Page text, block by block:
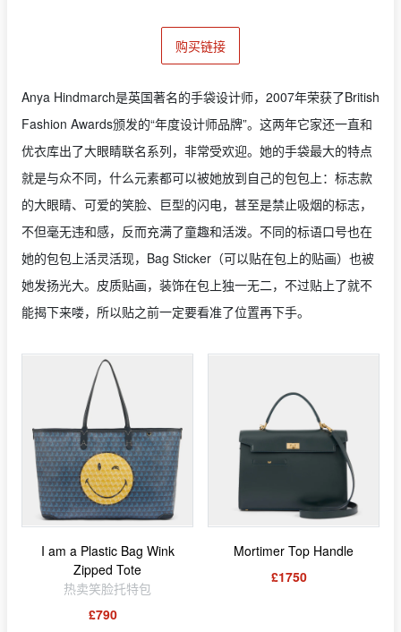
购买链接
Anya Hindmarch是英国著名的手袋设计师，2007年荣获了British
Fashion Awards颁发的“年度设计师品牌”。这两年它家还一直和
优衣库出了大眼睛联名系列，非常受欢迎。她的手袋最大的特点
就是与众不同，什么元素都可以被她放到自己的包包上：标志款
的大眼睛、可爱的笑脸、巨型的闪电，甚至是禁止吸烟的标志，
不但毫无违和感，反而充满了童趣和活泼。不同的标语口号也在
她的包包上活灵活现，Bag Sticker（可以贴在包上的贴画）也被
她发扬光大。皮质贴画，装饰在包上独一无二，不过贴上了就不
能揭下来喽，所以贴之前一定要看准了位置再下手。
I am a Plastic Bag Wink
Zipped Tote
热卖笑脸托特包
£790
Mortimer Top Handle
£1750